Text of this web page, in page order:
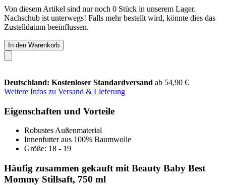
Von diesem Artikel sind nur noch 0 Stück in unserem Lager.
Nachschub ist unterwegs! Falls mehr bestellt wird, könnte dies das
Zustelldatum beeinflussen.
In den Warenkorb
Deutschland: Kostenloser Standardversand ab 54,90 €
Weitere Infos zu Versand & Lieferung
Eigenschaften und Vorteile
Robustes Außenmaterial
Innenfutter aus 100% Baumwolle
Größe: 18 - 19
Häufig zusammen gekauft mit Beauty Baby Best
Mommy Stillsaft, 750 ml